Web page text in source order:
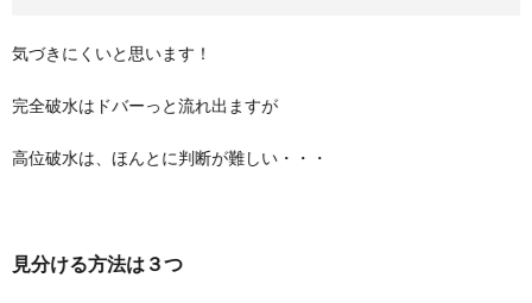
気づきにくいと思います！
完全破水はドバーっと流れ出ますが
高位破水は、ほんとに判断が難しい・・・
見分ける方法は３つ